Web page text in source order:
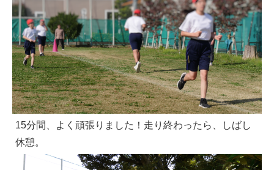
15分間、よく頑張りました！走り終わったら、しばし
休憩。